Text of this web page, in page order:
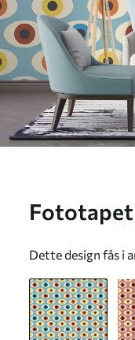
Fototapet
Dette design fås i